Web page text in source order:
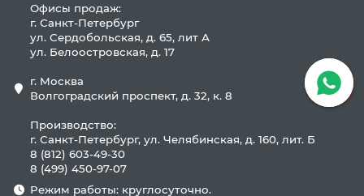
Офисы продаж:
г. Санкт-Петербург
ул. Сердобольская, д. 65, лит А
ул. Белоостровская, д. 17
г. Москва
Волгоградский проспект, д. 32, к. 8
Производство:
г. Санкт-Петербург, ул. Челябинская, д. 160, лит. Б
8 (812) 603-49-30
8 (499) 450-97-07
Режим работы: круглосуточно.